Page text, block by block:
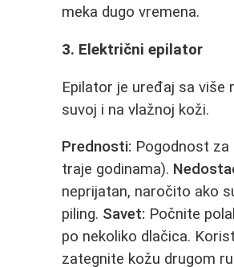
meka dugo vremena.
3. Električni epilator
Epilator je uređaj sa više
suvoj i na vlažnoj koži.
Prednosti: Pogodnost za
traje godinama).
neprijatan, naročito ako
piling. Savet: Počnite
po nekoliko dlačica.
zategnite kožu drugom